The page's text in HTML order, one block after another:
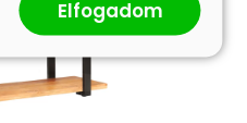
Elfogadom